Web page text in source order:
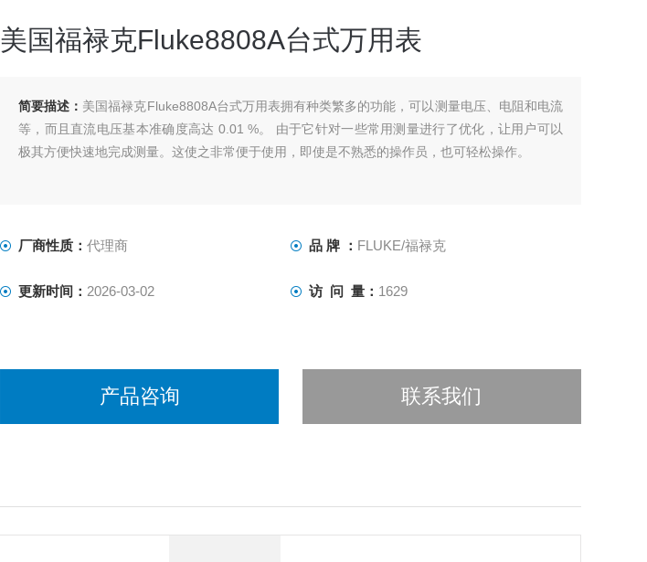
美国福禄克Fluke8808A台式万用表
简要描述： 美国福禄克Fluke8808A台式万用表拥有种类繁多的功能，可以测量电压、电阻和电流
等，而且直流电压基本准确度高达 0.01 %。 由于它针对一些常用测量进行了优化，让用户可以
极其方便快速地完成测量。这使之非常便于使用，即使是不熟悉的操作员，也可轻松操作。
厂商性质： 代理商 品 牌 ： FLUKE/福禄克
更新时间： 2026-03-02 访 问 量： 1629
产品咨询 联系我们